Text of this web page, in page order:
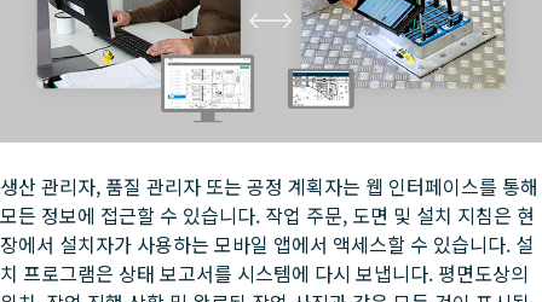
생산 관리자, 품질 관리자 또는 공정 계획자는 웹 인터페이스를 통해
모든 정보에 접근할 수 있습니다. 작업 주문, 도면 및 설치 지침은 현
장에서 설치자가 사용하는 모바일 앱에서 액세스할 수 있습니다. 설
치 프로그램은 상태 보고서를 시스템에 다시 보냅니다. 평면도상의